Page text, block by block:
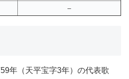
–
年（天平宝字3年）の代表歌